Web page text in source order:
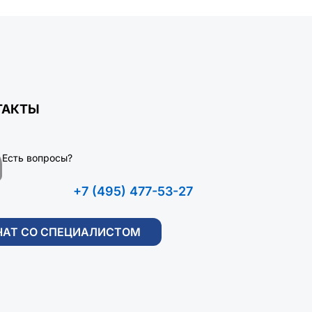
Есть вопросы?
+7 (495) 477-53-27
СО СПЕЦИАЛИСТОМ